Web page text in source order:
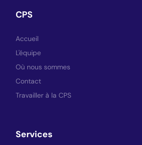
CPS
Accueil
L'équipe
Où nous sommes
Contact
Travailler à la CPS
Services